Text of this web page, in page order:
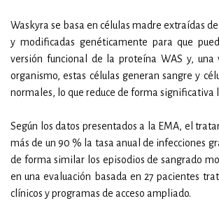
Waskyra se basa en células madre extraídas
y modificadas genéticamente para que
versión funcional de la proteína WAS y, una
organismo, estas células generan sangre y
normales, lo que reduce de forma significativa
Según los datos presentados a la EMA, el
más de un 90 % la tasa anual de infecciones
de forma similar los episodios de sangrado
en una evaluación basada en 27 pacientes
clínicos y programas de acceso ampliado.